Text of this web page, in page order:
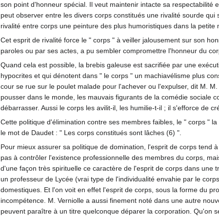
son point d'honneur spécial. Il veut maintenir intacte sa
peut observer entre les divers corps constitués une rivalité sourde
rivalité entre corps une peinture des plus humoristiques dans la
Cet esprit de rivalité force le " corps " à veiller jalousement sur son
paroles ou par ses actes, a pu sembler compromettre l'honneur du
Quand cela est possible, la brebis galeuse est sacrifiée par une
hypocrites et qui dénotent dans " le corps " un machiavélisme plus
cour se rue sur le poulet malade pour l'achever ou l'expulser, dit M.
pousser dans le monde, les mauvais figurants de la comédie sociale
débarrasser. Aussi le corps les avilit-il, les humilie-t-il ; il s'efforce de
Cette politique d'élimination contre ses membres faibles, le " corps "
le mot de Daudet : " Les corps constitués sont lâches (6) ".
Pour mieux assurer sa politique de domination, l'esprit de corps tend
pas à contrôler l'existence professionnelle des membres du corps,
d'une façon très spirituelle ce caractère de l'esprit de corps dans
un professeur de Lycée (vrai type de l'individualité envahie par le
domestiques. Et l'on voit en effet l'esprit de corps, sous la forme du
incompétence. M. Verniolle a aussi finement noté dans une autre
peuvent paraître à un titre quelconque déparer la corporation. Qu'on